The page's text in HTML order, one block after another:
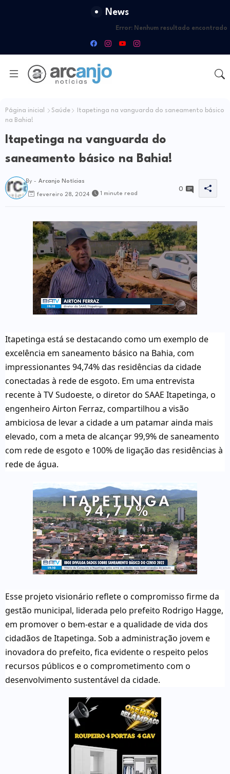
News
Error: Nenhum resultado encontrado
Página inicial Saúde
Itapetinga na vanguarda do saneamento básico
na Bahia!
Itapetinga na vanguarda do
saneamento básico na Bahia!
By - Arcanjo Notícias
fevereiro 28, 2024 1 minute read
0
Itapetinga está se destacando como um exemplo de
excelência em saneamento básico na Bahia, com
impressionantes 94,74% das residências da cidade
conectadas à rede de esgoto. Em uma entrevista
recente à TV Sudoeste, o diretor do SAAE Itapetinga, o
engenheiro Airton Ferraz, compartilhou a visão
ambiciosa de levar a cidade a um patamar ainda mais
elevado, com a meta de alcançar 99,9% de saneamento
com rede de esgoto e 100% de ligação das residências à
rede de água.
Esse projeto visionário reflete o compromisso firme da
gestão municipal, liderada pelo prefeito Rodrigo Hagge,
em promover o bem-estar e a qualidade de vida dos
cidadãos de Itapetinga. Sob a administração jovem e
inovadora do prefeito, fica evidente o respeito pelos
recursos públicos e o comprometimento com o
desenvolvimento sustentável da cidade.